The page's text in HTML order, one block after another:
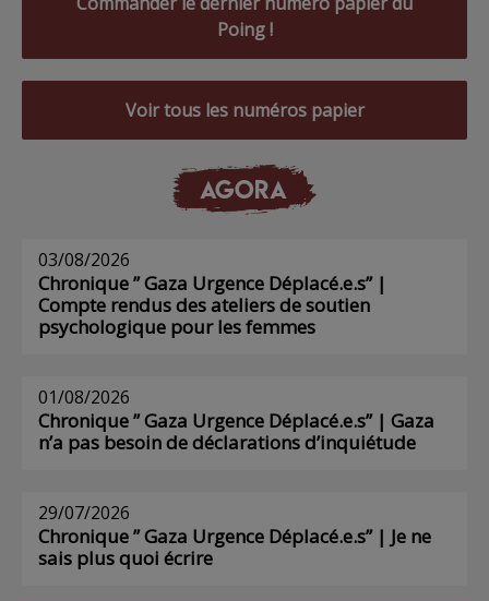
Poing !
Voir tous les numéros papier
AGORA
03/08/2026
Chronique ” Gaza Urgence Déplacé.e.s” |
Compte rendus des ateliers de soutien
psychologique pour les femmes
01/08/2026
Chronique ” Gaza Urgence Déplacé.e.s” | Gaza
n’a pas besoin de déclarations d’inquiétude
29/07/2026
Chronique ” Gaza Urgence Déplacé.e.s” | Je ne
sais plus quoi écrire